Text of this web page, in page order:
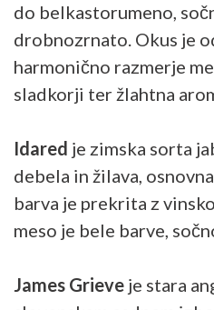
do belkastorumeno,
drobnozrnato. Okus je
harmonično razmerje
sladkorji ter žlahtna
Idared je zimska sorta
debela in žilava,
barva je prekrita z
meso je bele barve,
James Grieve je stara